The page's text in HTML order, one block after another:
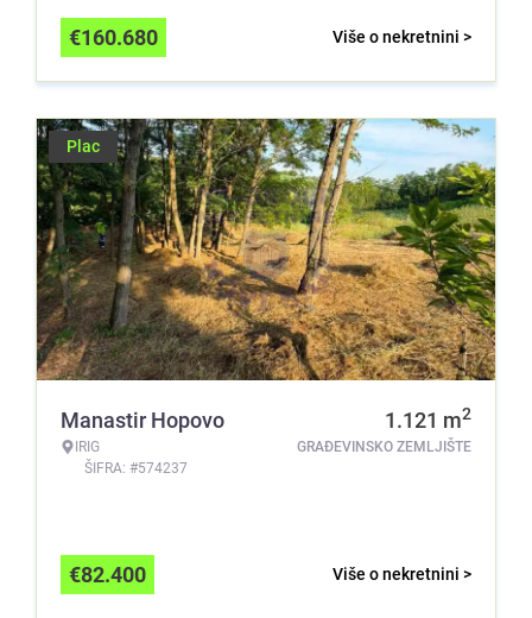
Više o nekretnini >
€160.680
Plac
Manastir Hopovo
IRIG
ŠIFRA: #574237
1.121 m2
GRAĐEVINSKO ZEMLJIŠTE
Više o nekretnini >
€82.400